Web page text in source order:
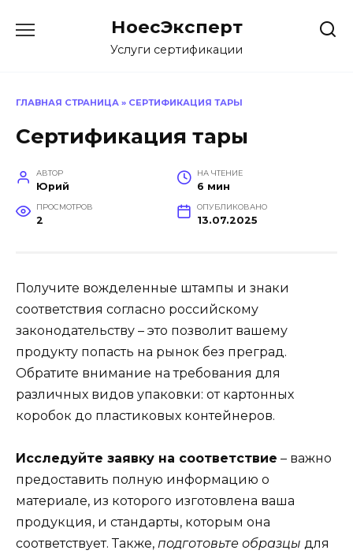
НоесЭксперт
Услуги сертификации
ГЛАВНАЯ СТРАНИЦА » СЕРТИФИКАЦИЯ ТАРЫ
Сертификация тары
АВТОР
Юрий
НА ЧТЕНИЕ
6 мин
ПРОСМОТРОВ
2
ОПУБЛИКОВАНО
13.07.2025
Получите вожделенные штампы и знаки
соответствия согласно российскому
законодательству – это позволит вашему
продукту попасть на рынок без преград.
Обратите внимание на требования для
различных видов упаковки: от картонных
коробок до пластиковых контейнеров.
Исследуйте заявку на соответствие – важно
предоставить полную информацию о
материале, из которого изготовлена ваша
продукция, и стандарты, которым она
соответствует. Также, подготовьте образцы для